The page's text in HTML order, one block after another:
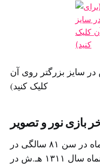
سایز بزرگتر روی آن
کلیک کنید)
بازی نور و تصویر
مازیار پرتو دوم بهمن ماه در سن ۸۱ سالگی در
گذشت.او که در روز ۲۲ آبانماه سال ۱۳۱۱ هـ.ش در